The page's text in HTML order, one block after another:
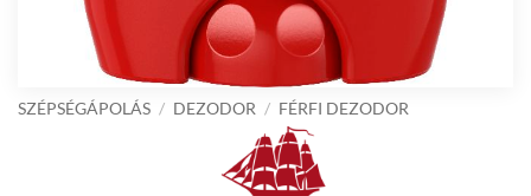
SZÉPSÉGÁPOLÁS / DEZODOR / FÉRFI DEZODOR